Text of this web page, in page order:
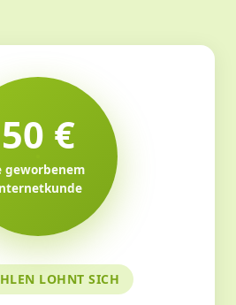
LOHNT SICH
50 €
geworbenem